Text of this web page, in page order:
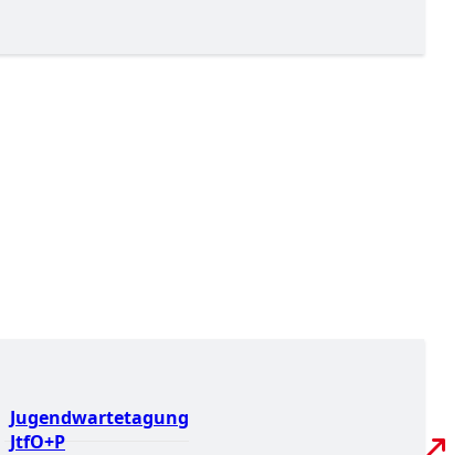
Jugendwartetagung
JtfO+P